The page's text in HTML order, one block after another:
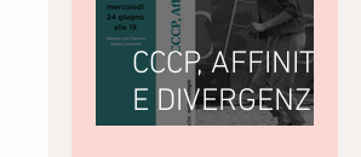
CCCP, AFFINITÀ
E DIVERGENZE